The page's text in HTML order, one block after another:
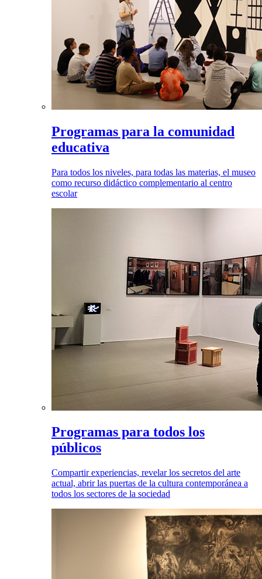
Programas para la comunidad
educativa
Para todos los niveles, para todas las materias, el museo
como recurso didáctico complementario al centro
escolar
Programas para todos los
públicos
Compartir experiencias, revelar los secretos del arte
actual, abrir las puertas de la cultura contemporánea a
todos los sectores de la sociedad